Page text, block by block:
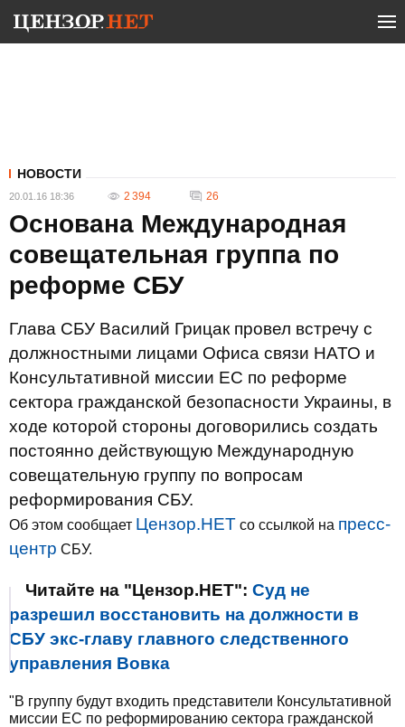
НОВОСТИ
20.01.16 18:36 2 394 26
Основана Международная
совещательная группа по
реформе СБУ
Глава СБУ Василий Грицак провел встречу с
должностными лицами Офиса связи НАТО и
Консультативной миссии ЕС по реформе
сектора гражданской безопасности Украины, в
ходе которой стороны договорились создать
постоянно действующую Международную
совещательную группу по вопросам
реформирования СБУ.
Об этом сообщает Цензор.НЕТ со ссылкой на пресс-
центр СБУ.
Читайте на "Цензор.НЕТ": Суд не
разрешил восстановить на должности в
СБУ экс-главу главного следственного
управления Вовка
"В группу будут входить представители Консультативной
миссии ЕС по реформированию сектора гражданской